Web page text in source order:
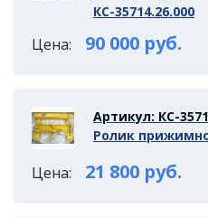
КС-35714.26.000
Цена: 90 000 руб.
Артикул: КС-
Ролик
Цена: 21 800 руб.